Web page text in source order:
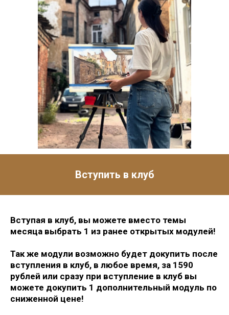
у нас завершающий
АРТ-лагеря и новые
спринта августа
второго спринта пока
в секрете.
Вступить в клуб
Вступая в клуб, вы можете вместо темы
месяца выбрать 1 из ранее открытых модулей!
Так же модули возможно будет докупить после
вступления в клуб, в любое время, за 1590
рублей или сразу при вступление в клуб вы
можете докупить 1 дополнительный модуль по
сниженной цене!